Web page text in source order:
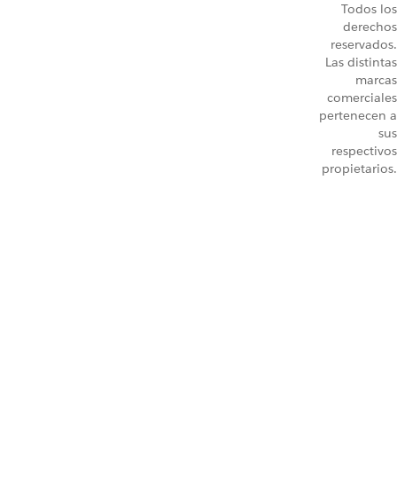
Todos los
derechos
reservados.
Las distintas
marcas
comerciales
pertenecen a
sus
respectivos
propietarios.